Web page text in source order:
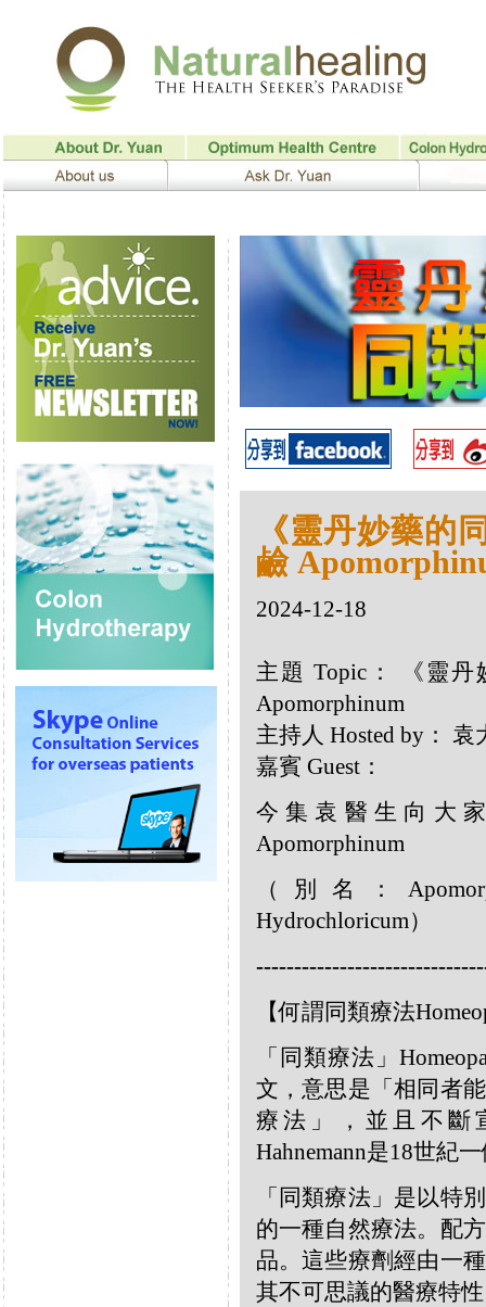
《靈丹妙藥的
鹼
2024-12-18
主題 Topic： 《靈丹
Apomorphinum
主持人 Hosted by：
嘉賓 Guest：
今集袁醫生向大
Apomorphinum
（別名：
Hydrochloricum）
【何謂同類療法
「同類療法」
文，意思是「相同者
療法」，並且不斷
Hahnemann是18世紀
「同類療法」是以特
的一種自然療法。配
品。這些療劑經由一
其不可思議的醫療特